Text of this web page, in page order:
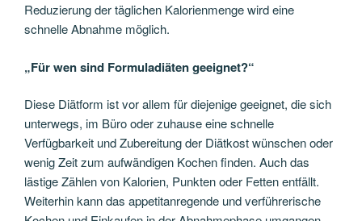
Reduzierung der täglichen Kalorienmenge wird eine
schnelle Abnahme möglich.
„Für wen sind Formuladiäten geeignet?“
Diese Diätform ist vor allem für diejenige geeignet, die sich
unterwegs, im Büro oder zuhause eine schnelle
Verfügbarkeit und Zubereitung der Diätkost wünschen oder
wenig Zeit zum aufwändigen Kochen finden. Auch das
lästige Zählen von Kalorien, Punkten oder Fetten entfällt.
Weiterhin kann das appetitanregende und verführerische